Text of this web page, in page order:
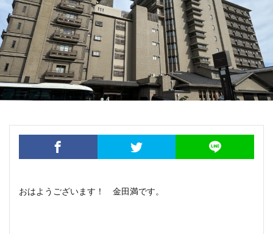
おはようございます！ 金田満です。